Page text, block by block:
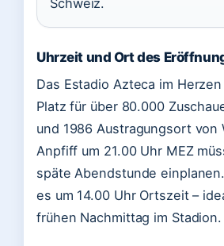
Schweiz.
Uhrzeit und Ort des
Das Estadio Azteca im
Platz für über 80.000
und 1986 Austragungsort
Anpfiff um 21.00 Uhr MEZ
späte Abendstunde
es um 14.00 Uhr Ortszeit –
frühen Nachmittag im Stadion.